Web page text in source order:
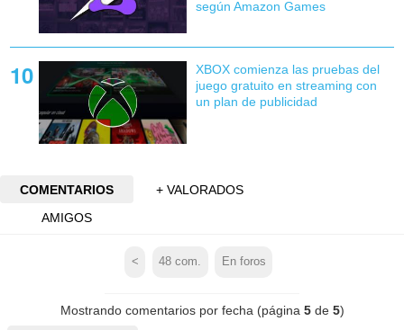
según Amazon Games
XBOX comienza las pruebas del
juego gratuito en streaming con
un plan de publicidad
COMENTARIOS
+ VALORADOS
AMIGOS
< 48 com. En foros
Mostrando comentarios por fecha (página 5de 5)